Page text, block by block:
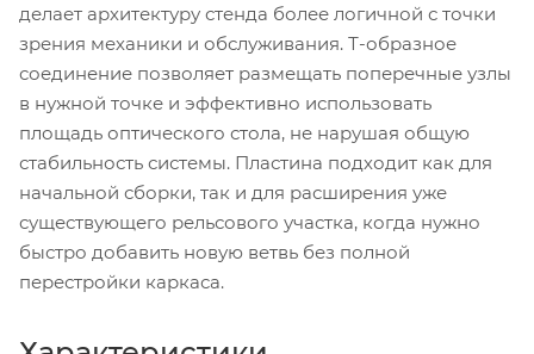
делает архитектуру стенда более логичной с точки
зрения механики и обслуживания. Т-образное
соединение позволяет размещать поперечные узлы
в нужной точке и эффективно использовать
площадь оптического стола, не нарушая общую
стабильность системы. Пластина подходит как для
начальной сборки, так и для расширения уже
существующего рельсового участка, когда нужно
быстро добавить новую ветвь без полной
перестройки каркаса.